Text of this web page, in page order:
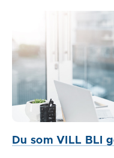
Du som VILL BLI